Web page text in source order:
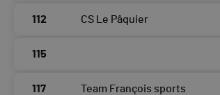
112 CS Le Pâquier
115
117 Team François sports